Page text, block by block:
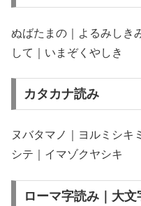
ぬばたまの｜よるみしき
して｜いまぞくやしき
カタカナ読み
ヌバタマノ｜ヨルミシキ
シテ｜イマゾクヤシキ
ローマ字読み｜大文